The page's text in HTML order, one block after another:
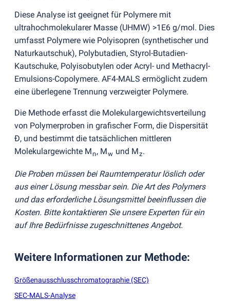
Diese Analyse ist geeignet für Polymere mit
ultrahochmolekularer Masse (UHMW) >1E6 g/mol. Dies
umfasst Polymere wie Polyisopren (synthetischer und
Naturkautschuk), Polybutadien, Styrol-Butadien-
Kautschuke, Polyisobutylen oder Acryl- und Methacryl-
Emulsions-Copolymere. AF4-MALS ermöglicht zudem
eine überlegene Trennung verzweigter Polymere.
Die Methode erfasst die Molekulargewichtsverteilung
von Polymerproben in grafischer Form, die Dispersität
Đ, und bestimmt die tatsächlichen mittleren
Molekulargewichte Mn, Mw und Mz.
Die Proben müssen bei Raumtemperatur löslich oder
aus einer Lösung messbar sein. Die Art des Polymers
und das erforderliche Lösungsmittel beeinflussen die
Kosten. Bitte kontaktieren Sie unsere Experten für ein
auf Ihre Bedürfnisse zugeschnittenes Angebot.
Weitere Informationen zur Methode:
Größenausschlusschromatographie (SEC)
SEC-MALS-Analyse